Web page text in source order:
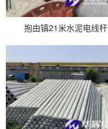
抱由镇21米水泥电线杆